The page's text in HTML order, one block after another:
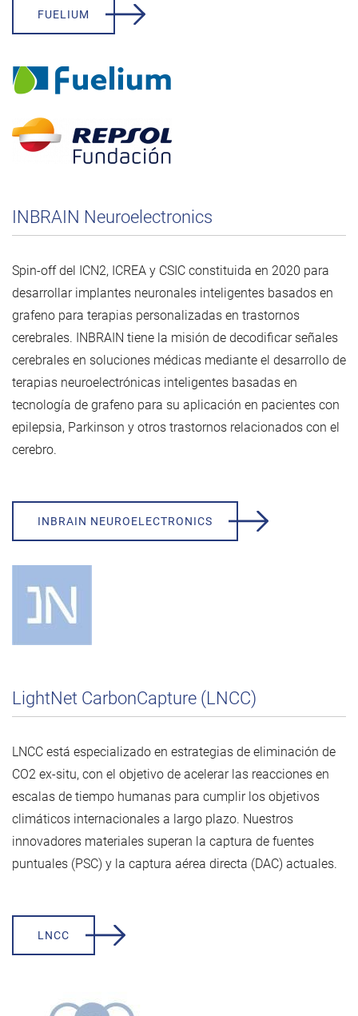
FUELIUM
INBRAIN Neuroelectronics
Spin-off del ICN2, ICREA y CSIC constituida en 2020 para
desarrollar implantes neuronales inteligentes basados ​​en
grafeno para terapias personalizadas en trastornos
cerebrales. INBRAIN tiene la misión de decodificar señales
cerebrales en soluciones médicas mediante el desarrollo de
terapias neuroelectrónicas inteligentes basadas en
tecnología de grafeno para su aplicación en pacientes con
epilepsia, Parkinson y otros trastornos relacionados con el
cerebro.
INBRAIN NEUROELECTRONICS
LightNet CarbonCapture (LNCC)
LNCC está especializado en estrategias de eliminación de
CO2 ex-situ, con el objetivo de acelerar las reacciones en
escalas de tiempo humanas para cumplir los objetivos
climáticos internacionales a largo plazo. Nuestros
innovadores materiales superan la captura de fuentes
puntuales (PSC) y la captura aérea directa (DAC) actuales.
LNCC